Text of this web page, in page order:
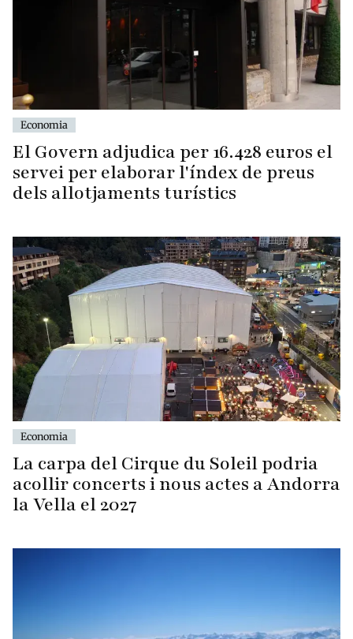
Economia
El Govern adjudica per 16.428 euros el
servei per elaborar l'índex de preus
dels allotjaments turístics
Economia
La carpa del Cirque du Soleil podria
acollir concerts i nous actes a Andorra
la Vella el 2027